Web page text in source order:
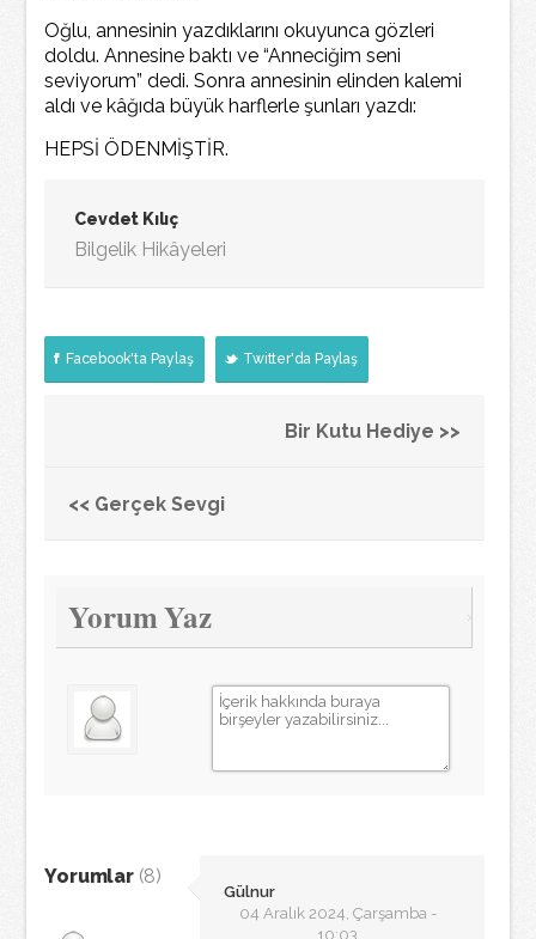
Oğlu, annesinin yazdıklarını okuyunca gözleri
doldu. Annesine baktı ve “Anneciğim seni
seviyorum” dedi. Sonra annesinin elinden kalemi
aldı ve kâğıda büyük harflerle şunları yazdı:
HEPSİ ÖDENMİŞTİR.
Cevdet Kılıç
Bilgelik Hikâyeleri
Facebook'ta Paylaş Twitter'da Paylaş
Bir Kutu Hediye >>
<< Gerçek Sevgi
Yorum Yaz
Yorumlar (8)
Gülnur
04 Aralık 2024, Çarşamba -
10:03